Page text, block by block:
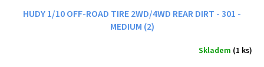
HUDY 1/10 OFF-ROAD TIRE 2WD/4WD REAR DIRT - 301 -
MEDIUM (2)
Skladem (1 ks)